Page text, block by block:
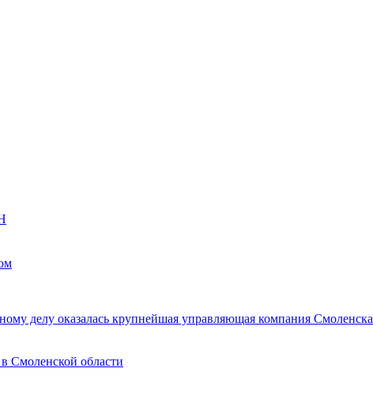
делу оказалась крупнейшая управляющая компания Смоленска
Смоленской области